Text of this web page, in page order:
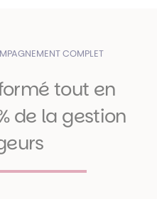
COMPLET
tout en
de la gestion